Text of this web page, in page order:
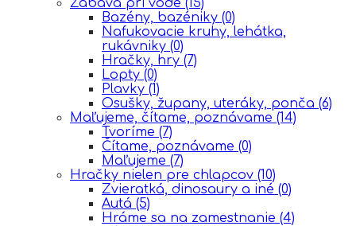
Bazény, bazéniky (0)
Nafukovacie kruhy, lehátka,
rukávniky (0)
Hračky, hry (7)
Lopty (0)
Plavky (1)
Osušky, župany, uteráky, ponča (6)
Maľujeme, čítame, poznávame (14)
Tvoríme (7)
Čítame, poznávame (0)
Maľujeme (7)
Hračky nielen pre chlapcov (10)
Zvieratká, dinosaury a iné (0)
Autá (5)
Hráme sa na zamestnanie (4)